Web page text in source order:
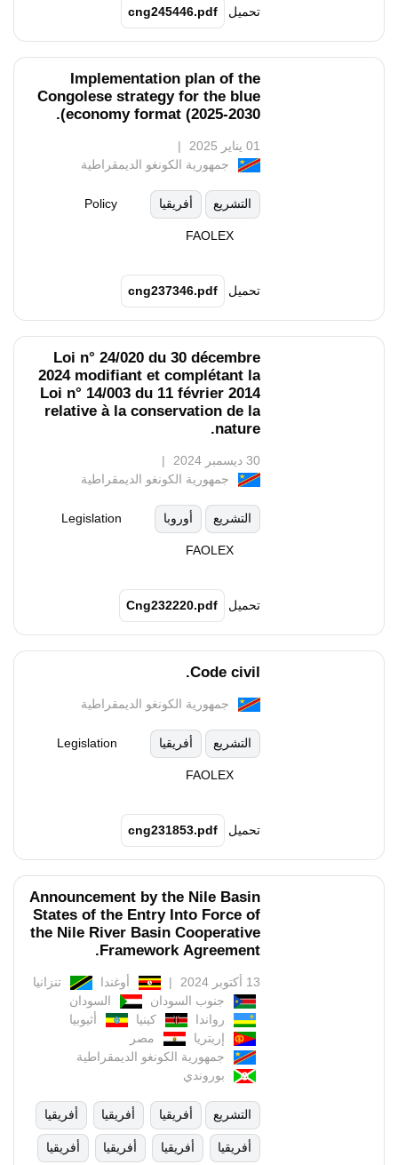
تحميل cng245446.pdf
Implementation plan of the
Congolese strategy for the blue
economy format (2025-2030).
01 يناير 2025
جمهورية الكونغو الديمقراطية
التشريع أفريقيا Policy
FAOLEX
تحميل cng237346.pdf
Loi n° 24/020 du 30 décembre
2024 modifiant et complétant la
Loi n° 14/003 du 11 février 2014
relative à la conservation de la
nature.
30 ديسمبر 2024
جمهورية الكونغو الديمقراطية
التشريع أوروبا Legislation
FAOLEX
تحميل Cng232220.pdf
Code civil.
جمهورية الكونغو الديمقراطية
التشريع أفريقيا Legislation
FAOLEX
تحميل cng231853.pdf
Announcement by the Nile Basin
States of the Entry Into Force of
the Nile River Basin Cooperative
Framework Agreement.
13 أكتوبر 2024 أوغندا
تنزانيا
جنوب السودان
السودان
رواندا
كينيا
أثيوبيا
إريتريا
مصر
جمهورية الكونغو الديمقراطية
بوروندي
التشريع أفريقيا أفريقيا أفريقيا
أفريقيا أفريقيا أفريقيا أفريقيا